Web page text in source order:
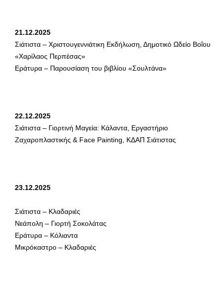
21.12.2025
Σιάτιστα – Χριστουγεννιάτικη Εκδήλωση, Δημοτικό Ωδείο Βοΐου
«Χαρίλαος Περπέσας»
Εράτυρα – Παρουσίαση του βιβλίου «Σουλτάνα»
22.12.2025
Σιάτιστα – Γιορτινή Μαγεία: Κάλαντα, Εργαστήριο
Ζαχαροπλαστικής & Face Painting, ΚΔΑΠ Σιάτιστας
23.12.2025
Σιάτιστα – Κλαδαριές
Νεάπολη – Γιορτή Σοκολάτας
Εράτυρα – Κόλιαντα
Μικρόκαστρο – Κλαδαριές